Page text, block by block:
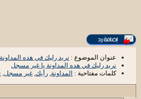
عنوان الموضوع : نريد رليك في هده
نريد رليك في هده المداونة يا غير مسجل
كلمات مفتاحية : المداونة, رأيك, غير مسجل,